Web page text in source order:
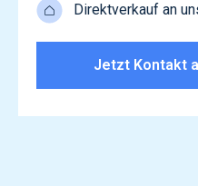
Direktverkauf an
Jetzt Kontakt